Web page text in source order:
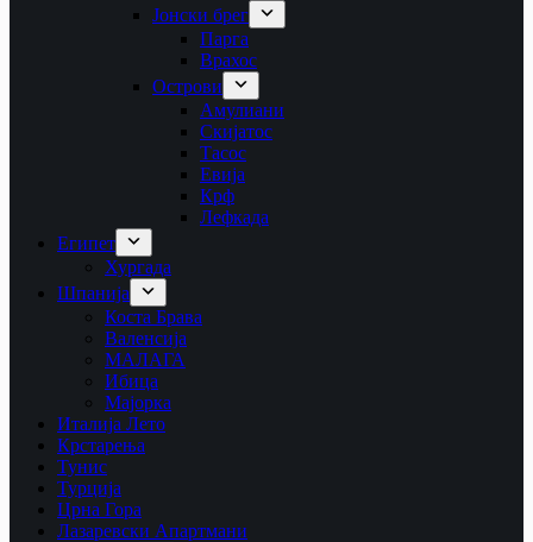
Јонски брег
Парга
Врахос
Острови
Амулиани
Скијатос
Тасос
Евија
Крф
Лефкада
Египет
Хургада
Шпанија
Коста Брава
Валенсија
МАЛАГА
Ибица
Мајорка
Италија Лето
Крстарења
Тунис
Турција
Црна Гора
Лазаревски Апартмани